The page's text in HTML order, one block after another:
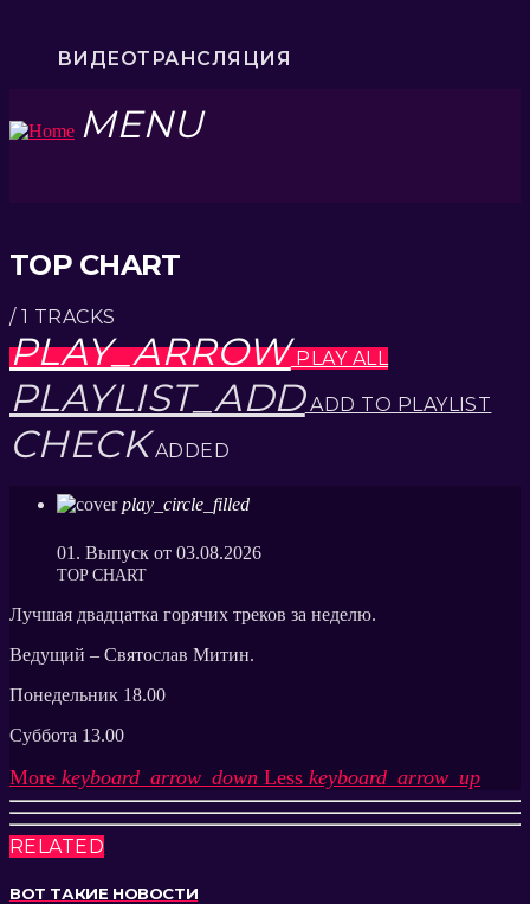
ВИДЕОТРАНСЛЯЦИЯ
MENU
TOP CHART
/ 1 TRACKS
PLAY_ARROW PLAY ALL
PLAYLIST_ADDADD TO PLAYLIST
CHECK ADDED
play_circle_filled
01. Выпуск от 03.08.2026
ТОP CHART
Лучшая двадцатка горячих треков за неделю.
Ведущий – Святослав Митин.
Понедельник 18.00
Суббота 13.00
More keyboard_arrow_down Less keyboard_arrow_up
RELATED
ВОТ ТАКИЕ НОВОСТИ